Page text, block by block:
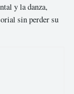
y la danza,
sin perder su